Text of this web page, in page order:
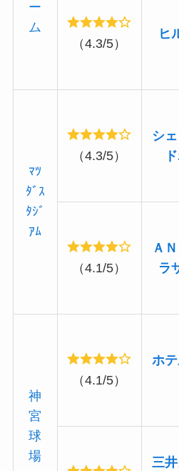
ー
ム
（4.3/5）
ヒ
ﾏﾂ
ﾀﾞｽ
ﾀｼﾞ
ｱﾑ
（4.3/5）
シ
（4.1/5）
Ａ
ラ
神
宮
球
場
（4.1/5）
ホ
三